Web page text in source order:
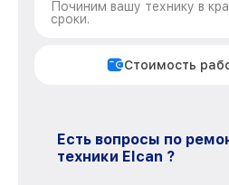
Починим вашу технику в
сроки.
Стоимость
Есть вопросы по
техники Elcan ?